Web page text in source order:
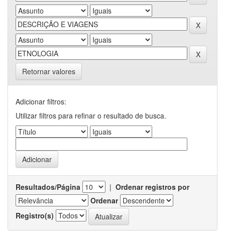
Retornar valores
Adicionar filtros:
Utilizar filtros para refinar o resultado de busca.
Resultados/Página | Ordenar registros por
Ordenar
Registro(s)